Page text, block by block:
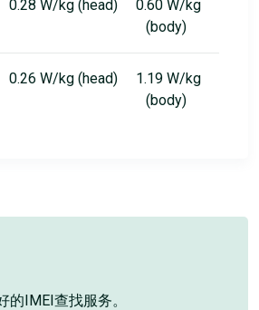
0.28 W/kg (head) 0.60 W/kg
(body)
0.26 W/kg (head) 1.19 W/kg
(body)
的IMEI查找服务。